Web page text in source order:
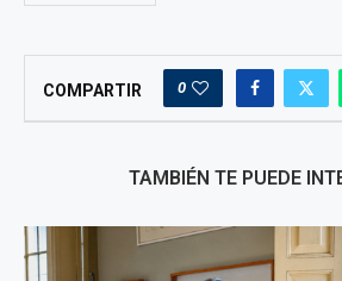
COMPARTIR 0
TAMBIÉN TE PUEDE